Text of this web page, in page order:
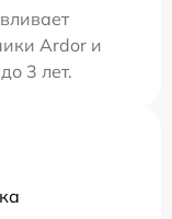
Ardor и
3 лет.